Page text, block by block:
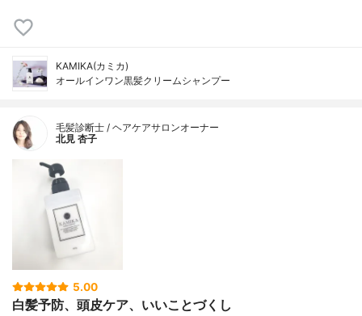
KAMIKA(カミカ)
オールインワン黒髪クリームシャンプー
毛髪診断士 / ヘアケアサロンオーナー
北見 杏子
5.00
白髪予防、頭皮ケア、いいことづくし